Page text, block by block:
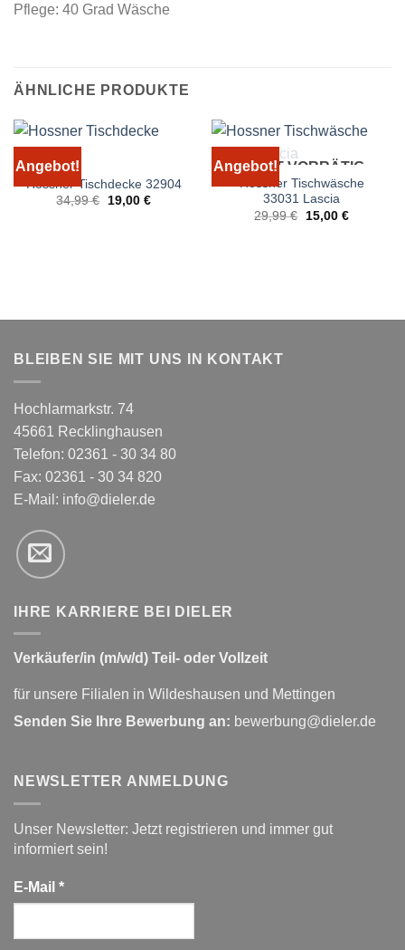
Pflege: 40 Grad Wäsche
ÄHNLICHE PRODUKTE
Angebot!
Hossner Tischdecke 32904
34,99€
Ursprünglicher
19,00 €Aktueller
Angebot!
NICHT VORRÄTIG
Hossner Tischwäsche
33031 Lascia
29,99€
Ursprünglicher
15,00 €Aktueller
BLEIBEN SIE MIT UNS IN KONTAKT
Hochlarmarkstr. 74
45661 Recklinghausen
Telefon: 02361 - 30 34 80
Fax: 02361 - 30 34 820
E-Mail: info@dieler.de
IHRE KARRIERE BEI DIELER
Verkäufer/in (m/w/d) Teil- oder Vollzeit
für unsere Filialen in Wildeshausen und Mettingen
Senden Sie Ihre Bewerbung an: bewerbung@dieler.de
NEWSLETTER ANMELDUNG
Unser Newsletter: Jetzt registrieren und immer gut
informiert sein!
E-Mail *